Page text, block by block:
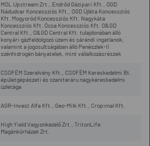
MOL Upstream Zrt., Endrőd Gázipari Kft., OGD
Nádudvar Koncessziós Kft., OGD Újléta Koncessziós
Kft. Mogyoród Koncessziós Kft. Nagykáta
Koncessziós Kft. Ócsa Koncessziós Kft. O&GD
Central Kft., O&GD Central Kft. tulajdonában álló
konyári gázfeldolgozó üzem és sárándi ingatlanok,
valamint a jogosultságában álló Penészlek-II
szénhidrogén bányatelek, mint vállalkozásrészek
CSOFÉM Szerelvény Kft., CSOFÉM Kereskedelmi Bt.
épületgépészeti és szaniteráru nagykereskedelmi
üzletága
AGR-Invest Alfa Kft., Geo-Milk Kft., Cropimal Kft.
High Yield Vagyonkezelő Zrt., TritonLife
Magánkórházak Zrt.